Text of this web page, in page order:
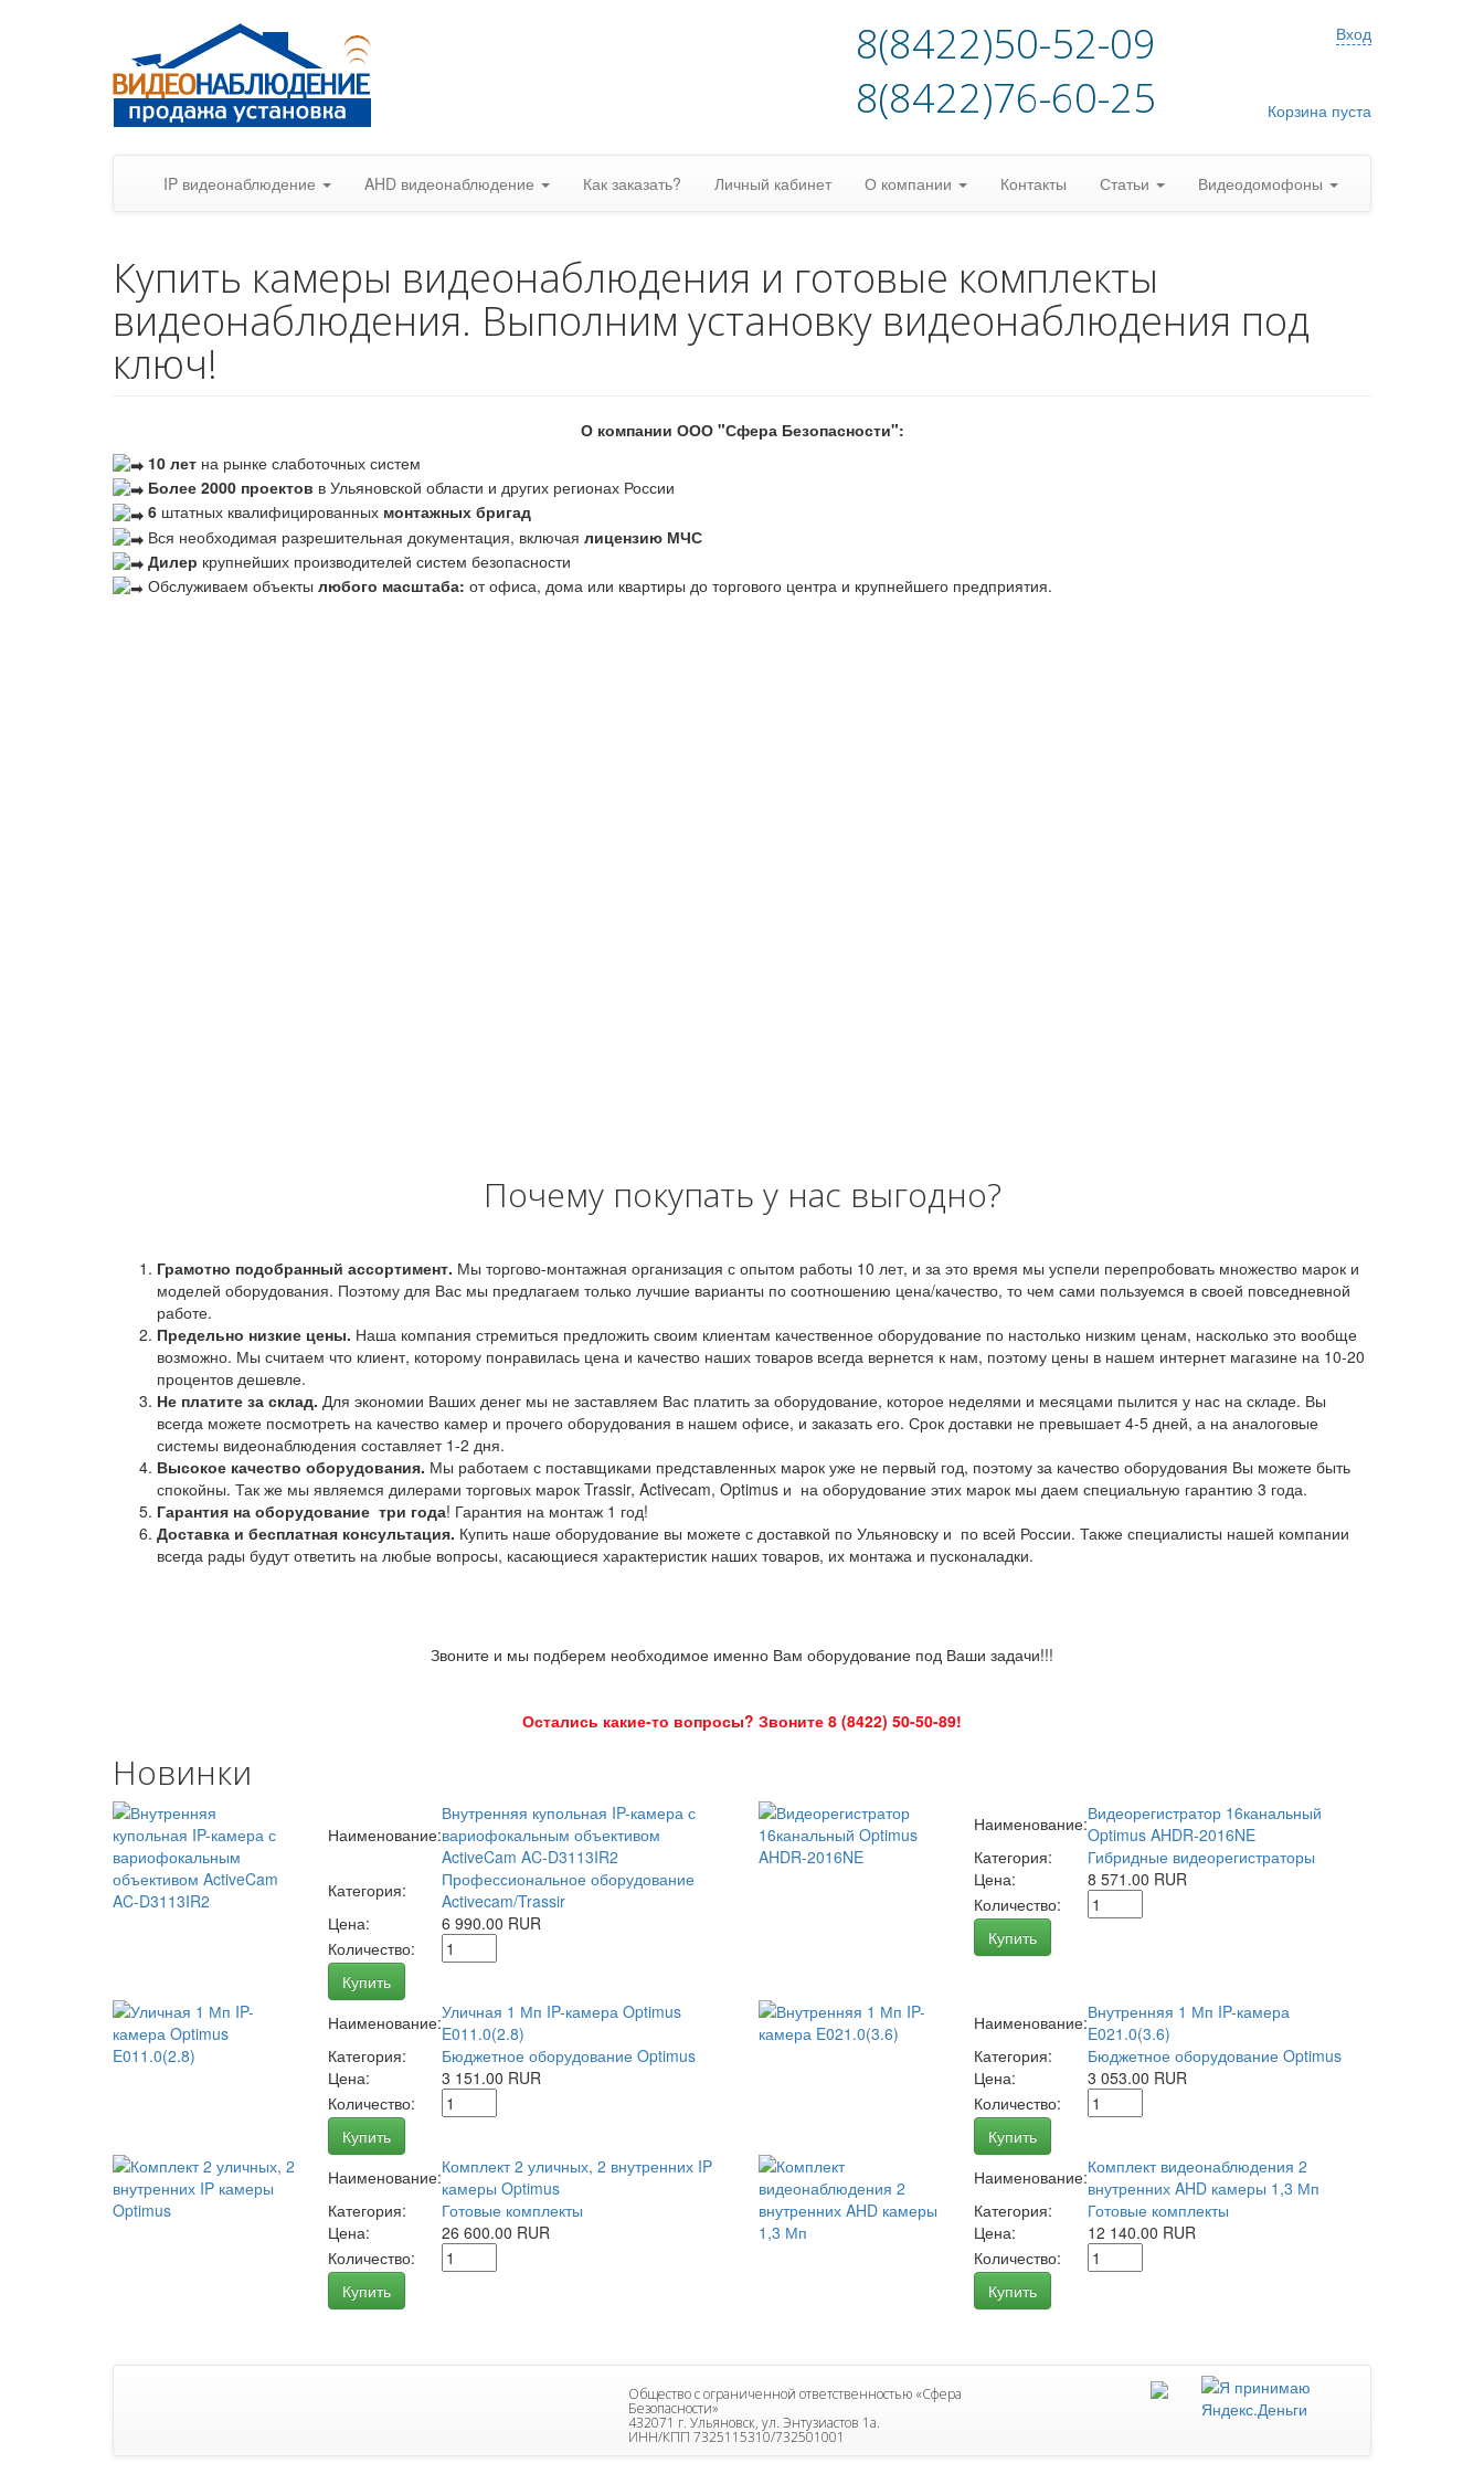
8(8422)50-52-09
8(8422)76-60-25
Вход
Корзина пуста
IP видеонаблюдение AHD видеонаблюдение Как заказать? Личный кабинет О компании Контакты Статьи Видеодомофоны
Купить камеры видеонаблюдения и готовые комплекты
видеонаблюдения. Выполним установку видеонаблюдения под
ключ!
О компании ООО "Сфера Безопасности":
10 лет на рынке слаботочных систем
Более 2000 проектов в Ульяновской области и других регионах России
6 штатных квалифицированных монтажных бригад
Вся необходимая разрешительная документация, включая лицензию МЧС
Дилер крупнейших производителей систем безопасности
Обслуживаем объекты любого масштаба: от офиса, дома или квартиры до торгового центра и крупнейшего предприятия.
Почему покупать у нас выгодно?
Грамотно подобранный ассортимент. Мы торгово-монтажная организация с опытом работы 10 лет, и за это время мы успели перепробовать множество марок и
моделей оборудования. Поэтому для Вас мы предлагаем только лучшие варианты по соотношению цена/качество, то чем сами пользуемся в своей повседневной
работе.
Предельно низкие цены. Наша компания стремиться предложить своим клиентам качественное оборудование по настолько низким ценам, насколько это вообще
возможно. Мы считаем что клиент, которому понравилась цена и качество наших товаров всегда вернется к нам, поэтому цены в нашем интернет магазине на 10-20
процентов дешевле.
Не платите за склад. Для экономии Ваших денег мы не заставляем Вас платить за оборудование, которое неделями и месяцами пылится у нас на складе. Вы
всегда можете посмотреть на качество камер и прочего оборудования в нашем офисе, и заказать его. Срок доставки не превышает 4-5 дней, а на аналоговые
системы видеонаблюдения составляет 1-2 дня.
Высокое качество оборудования. Мы работаем с поставщиками представленных марок уже не первый год, поэтому за качество оборудования Вы можете быть
спокойны. Так же мы являемся дилерами торговых марок Trassir, Activecam, Optimus и на оборудование этих марок мы даем специальную гарантию 3 года.
Гарантия на оборудование три года! Гарантия на монтаж 1 год!
Доставка и бесплатная консультация. Купить наше оборудование вы можете с доставкой по Ульяновску и по всей России. Также специалисты нашей компании
всегда рады будут ответить на любые вопросы, касающиеся характеристик наших товаров, их монтажа и пусконаладки.
Звоните и мы подберем необходимое именно Вам оборудование под Ваши задачи!!!
Остались какие-то вопросы? Звоните 8 (8422) 50-50-89!
Новинки
Наименование:
Внутренняя купольная IP-камера с
вариофокальным объективом
ActiveCam AC-D3113IR2
Категория:
Профессиональное оборудование
Activecam/Trassir
Цена:
6 990.00 RUR
Количество:
Купить
Наименование:Видеорегистратор 16канальный
Optimus AHDR-2016NE
Категория:
Гибридные видеорегистраторы
Цена:
8 571.00 RUR
Количество:
Купить
Наименование:Уличная 1 Мп IP-камера Optimus
E011.0(2.8)
Категория:
Бюджетное оборудование Optimus
Цена:
3 151.00 RUR
Количество:
Купить
Наименование:Внутренняя 1 Мп IP-камера
E021.0(3.6)
Категория:
Бюджетное оборудование Optimus
Цена:
3 053.00 RUR
Количество:
Купить
Наименование:Комплект 2 уличных, 2 внутренних IP
камеры Optimus
Категория:
Готовые комплекты
Цена:
26 600.00 RUR
Количество:
Купить
Наименование:Комплект видеонаблюдения 2
внутренних AHD камеры 1,3 Мп
Категория:
Готовые комплекты
Цена:
12 140.00 RUR
Количество:
Купить
Общество с ограниченной ответственностью «Сфера
Безопасности»
432071 г. Ульяновск, ул. Энтузиастов 1а.
ИНН/КПП 7325115310/732501001